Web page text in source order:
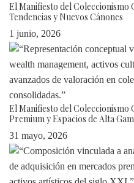
El Manifiesto del
Tendencias y Nuevos Cánones
1 junio, 2026
El Manifiesto del Coleccionismo
Premium y Espacios de Alta
31 mayo, 2026